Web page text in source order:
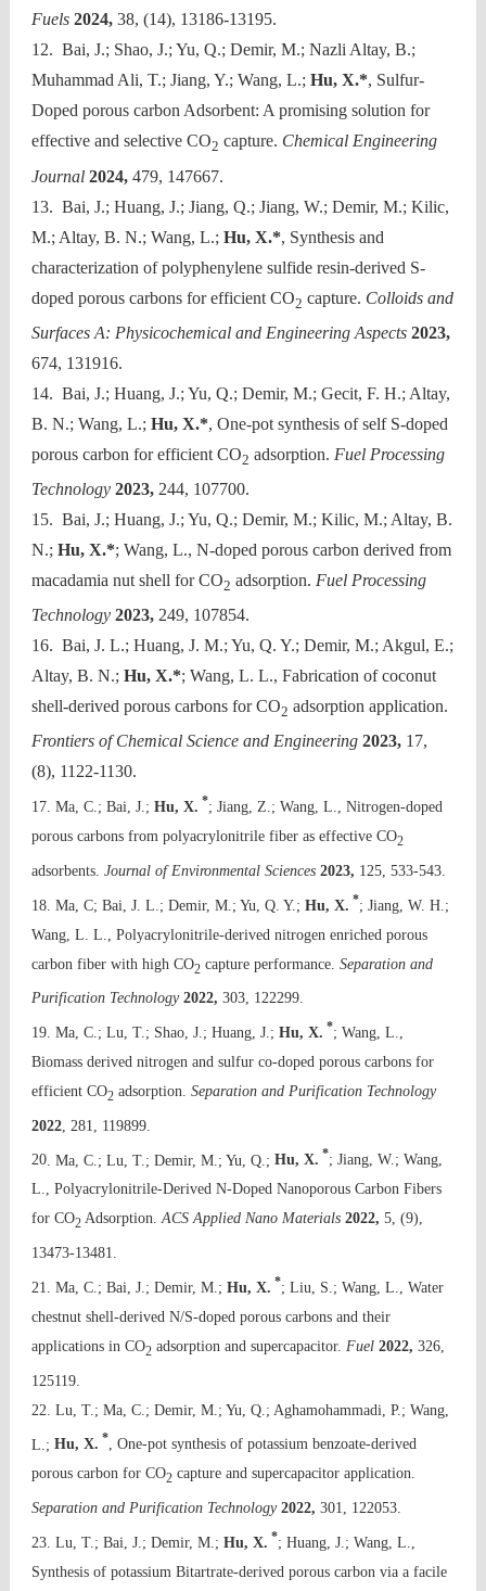
Fuels 2024,38, (14), 13186-13195.
12. Bai, J.; Shao, J.; Yu, Q.; Demir, M.; Nazli Altay, B.;
Muhammad Ali, T.; Jiang, Y.; Wang, L.; Hu, X.*, Sulfur-
Doped porous carbon Adsorbent: A promising solution for
effective and selective CO2 capture. Chemical Engineering
Journal 2024,479, 147667.
13. Bai, J.; Huang, J.; Jiang, Q.; Jiang, W.; Demir, M.; Kilic,
M.; Altay, B. N.; Wang, L.; Hu, X.*, Synthesis and
characterization of polyphenylene sulfide resin-derived S-
doped porous carbons for efficient CO2 capture. Colloids and
Surfaces A: Physicochemical and Engineering Aspects 2023,
674, 131916.
14. Bai, J.; Huang, J.; Yu, Q.; Demir, M.; Gecit, F. H.; Altay,
B. N.; Wang, L.; Hu, X.*, One-pot synthesis of self S-doped
porous carbon for efficient CO2 adsorption. Fuel Processing
Technology 2023,244, 107700.
15. Bai, J.; Huang, J.; Yu, Q.; Demir, M.; Kilic, M.; Altay, B.
N.; Hu, X.*; Wang, L., N-doped porous carbon derived from
macadamia nut shell for CO2 adsorption. Fuel Processing
Technology 2023,249, 107854.
16. Bai, J. L.; Huang, J. M.; Yu, Q. Y.; Demir, M.; Akgul, E.;
Altay, B. N.; Hu, X.*; Wang, L. L., Fabrication of coconut
shell-derived porous carbons for CO2 adsorption application.
Frontiers of Chemical Science and Engineering 2023,17,
(8), 1122-1130.
17. Ma, C.; Bai, J.; Hu, X. *; Jiang, Z.; Wang, L., Nitrogen-doped
porous carbons from polyacrylonitrile fiber as effective CO2
adsorbents. Journal of Environmental Sciences 2023, 125, 533-543.
18. Ma, C; Bai, J. L.; Demir, M.; Yu, Q. Y.; Hu, X. *; Jiang, W. H.;
Wang, L. L., Polyacrylonitrile-derived nitrogen enriched porous
carbon fiber with high CO2capture performance. Separation and
Purification Technology 2022, 303, 122299.
19. Ma, C.; Lu, T.; Shao, J.; Huang, J.; Hu, X. *; Wang, L.,
Biomass derived nitrogen and sulfur co-doped porous carbons for
efficient CO2adsorption. Separation and Purification Technology
2022, 281, 119899.
20. Ma, C.; Lu, T.; Demir, M.; Yu, Q.; Hu, X. *; Jiang, W.; Wang,
L., Polyacrylonitrile-Derived N-Doped Nanoporous Carbon Fibers
for CO2Adsorption.ACS Applied Nano Materials 2022, 5, (9),
13473-13481.
21. Ma, C.; Bai, J.; Demir, M.; Hu, X. *; Liu, S.; Wang, L., Water
chestnut shell-derived N/S-doped porous carbons and their
applications in CO2adsorption and supercapacitor. Fuel 2022, 326,
125119.
22. Lu, T.; Ma, C.; Demir, M.; Yu, Q.; Aghamohammadi, P.; Wang,
L.; Hu, X. *, One-pot synthesis of potassium benzoate-derived
porous carbon for CO2capture and supercapacitor application.
Separation and Purification Technology 2022, 301, 122053.
23. Lu, T.; Bai, J.; Demir, M.; Hu, X. *; Huang, J.; Wang, L.,
Synthesis of potassium Bitartrate-derived porous carbon via a facile